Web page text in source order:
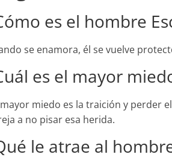
es el hombre
se enamora, él se vuelve
es el mayor
miedo es la traición y perder
a no pisar esa herida.
le atrae al